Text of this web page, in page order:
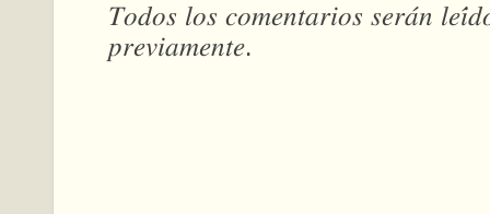
𝑇𝑜𝑑𝑜𝑠 𝑙𝑜𝑠 𝑐𝑜𝑚𝑒𝑛𝑡𝑎𝑟𝑖𝑜𝑠 𝑠𝑒𝑟𝑎́𝑛
𝑝𝑟𝑒𝑣𝑖𝑎𝑚𝑒𝑛𝑡𝑒.